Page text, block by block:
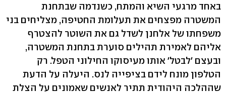
באחד מרגעי השיא והמתח, כשנדמה שבתחנת
המשטרה מפצחים את תעלומת החטיפה, מצליחים בני
משפחתו של אלחנן לשדל גם את השוטר להצטרף
אליהם לאמירת תהילים סוערת בתחנת המשטרה,
ובעצם 'לבטל' אותו מעיסוקו החילוני הטפל. רק
הטלפון מונח לידם בציפייה לנס. היעלה על הדעת
שההלכה היהודית תתיר לאנשים שאמונים על הצלת